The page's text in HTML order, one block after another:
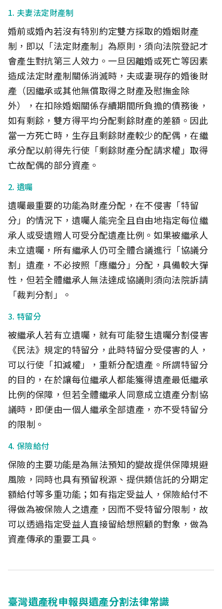
1. 夫妻法定財產制
婚前或婚內若沒有特別約定雙方採取的婚姻財產
制，即以「法定財產制」為原則，須向法院登記才
會產生對抗第三人效力。一旦因離婚或死亡等因素
造成法定財產制關係消滅時，夫或妻現存的婚後財
產（因繼承或其他無償取得之財產及慰撫金除
外），在扣除婚姻關係存續期間所負擔的債務後，
如有剩餘，雙方得平均分配剩餘財產的差額。因此
當一方死亡時，生存且剩餘財產較少的配偶，在繼
承分配以前得先行使「剩餘財產分配請求權」取得
亡故配偶的部分資產。
2. 遺囑
遺囑最重要的功能為財產分配，在不侵害「特留
分」的情況下，遺囑人能完全且自由地指定每位繼
承人或受遺贈人可受分配遺產比例。如果被繼承人
未立遺囑，所有繼承人仍可全體合議進行「協議分
割」遺產，不必按照「應繼分」分配，具備較大彈
性，但若全體繼承人無法達成協議則須向法院訴請
「裁判分割」。
3. 特留分
被繼承人若有立遺囑，就有可能發生遺囑分割侵害
《民法》規定的特留分，此時特留分受侵害的人，
可以行使「扣減權」，重新分配遺產。所謂特留分
的目的，在於讓每位繼承人都能獲得遺產最低繼承
比例的保障，但若全體繼承人同意成立遺產分割協
議時，即便由一個人繼承全部遺產，亦不受特留分
的限制。
4. 保險給付
保險的主要功能是為無法預知的變故提供保障規避
風險，同時也具有預留稅源、提供類信託的分期定
額給付等多重功能；如有指定受益人，保險給付不
得做為被保險人之遺產，因而不受特留分限制，故
可以透過指定受益人直接留給想照顧的對象，做為
資產傳承的重要工具。
臺灣遺產稅申報與遺產分割法律常識